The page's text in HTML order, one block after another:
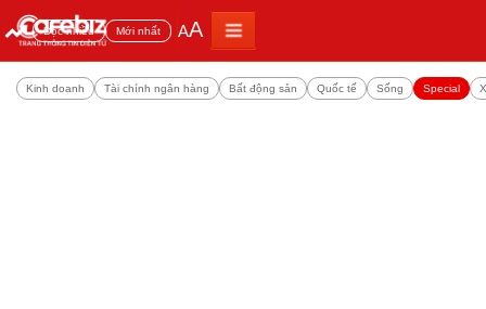
Đọc nhiều Mới nhất AA
Kinh doanh Tài chính ngân hàng Bất động sản Quốc tế Sống Special